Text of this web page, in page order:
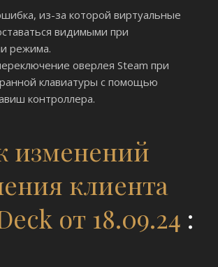
из-за которой виртуальные
видимыми при
режима.
оверлея Steam при
клавиатуры с помощью
контроллера.
изменений
клиента
от 18.09.24 :